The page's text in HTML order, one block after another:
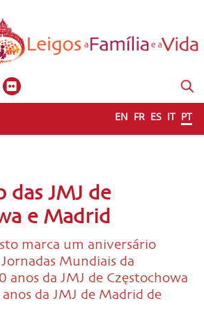
EN FR ES IT PT
das JMJ de
e Madrid
marca um aniversário
Mundiais da
anos da JMJ de Częstochowa
da JMJ de Madrid de